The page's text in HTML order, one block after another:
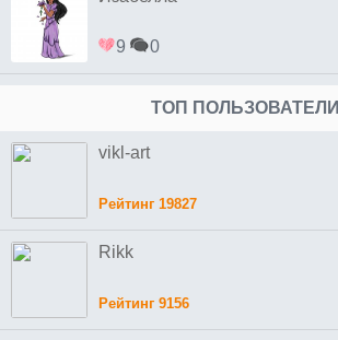
9 0
ТОП ПОЛЬЗОВАТЕЛИ
vikl-art
Рейтинг 19827
Rikk
Рейтинг 9156